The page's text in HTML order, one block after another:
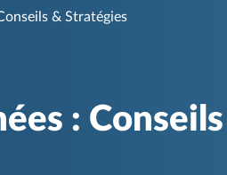
& Stratégies
: